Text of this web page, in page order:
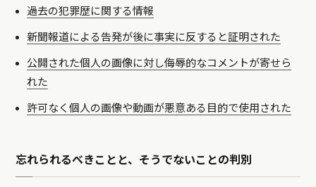
過去の犯罪歴に関する情報
新聞報道による告発が後に事実に反すると証明された
公開された個人の画像に対し侮辱的なコメントが寄せら
れた
許可なく個人の画像や動画が悪意ある目的で使用された
忘れられるべきことと、そうでないことの判別